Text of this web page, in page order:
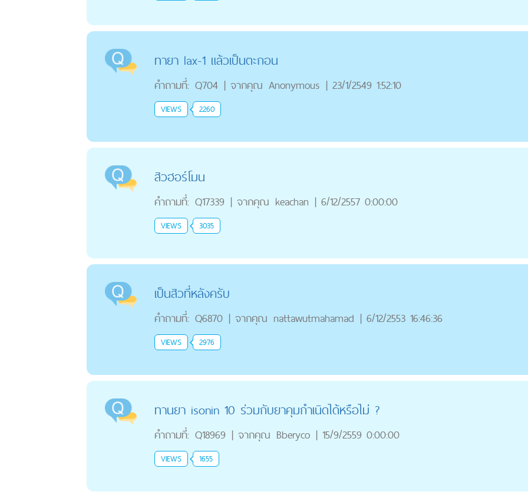
ทายา lax-1 แล้วเป็นตะกอน
คำถามที่: Q704 | จากคุณ Anonymous | 23/1/2549 1:52:10
VIEWS 2260
สิวฮอร์โมน
คำถามที่: Q17339 | จากคุณ keachan | 6/12/2557 0:00:00
VIEWS 3035
เป็นสิวที่หลังครับ
คำถามที่: Q6870 | จากคุณ nattawutmahamad | 6/12/2553 16:46:36
VIEWS 2976
ทานยา isonin 10 ร่วมกับยาคุมกำเนิดได้หรือไม่ ?
คำถามที่: Q18969 | จากคุณ Bberyco | 15/9/2559 0:00:00
VIEWS 1655